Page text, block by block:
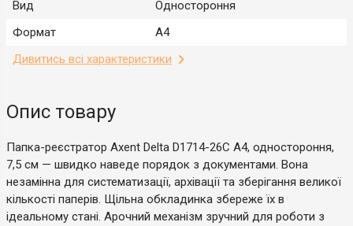
Вид
Одностороння
Формат
A4
Дивитись всі характеристики
Опис товару
Папка-реєстратор Axent Delta D1714-26С A4, одностороння,
7,5 см — швидко наведе порядок з документами. Вона
незамінна для систематизації, архівації та зберігання великої
кількості паперів. Щільна обкладинка збереже їх в
ідеальному стані. Арочний механізм зручний для роботи з